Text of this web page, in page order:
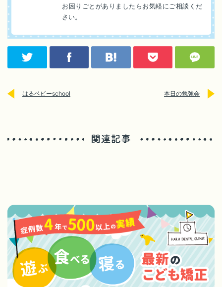
お困りごとがありましたらお気軽にご相談くだ
さい。
はるベビーschool 本日の勉強会